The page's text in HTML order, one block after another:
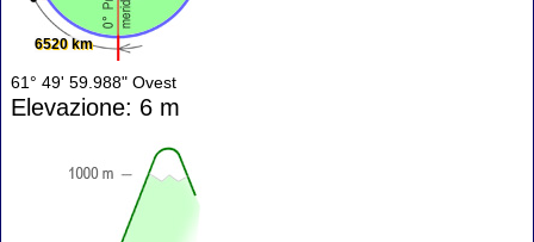
6520 km
61° 49' 59.988" Ovest
Elevazione: 6 m